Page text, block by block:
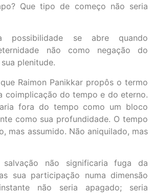
Que tipo de começo não seria
possibilidade se abre quando
não como negação do
plenitude.
Raimon Panikkar propôs o termo
coimplicação do tempo e do eterno.
fora do tempo como um bloco
como sua profundidade. O tempo
mas assumido. Não aniquilado, mas
não significaria fuga da
sua participação numa dimensão
não seria apagado; seria